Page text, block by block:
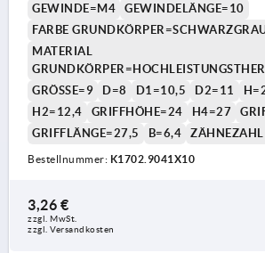
GEWINDE=M4
GEWINDELÄNGE=10
FARBE
MATERIAL
GRÖSSE=9
D=8 D1=10,5 D2=11
H2=12,4
GRIFFHÖHE=24 H4=27
GRIFFLÄNGE=27,5
B=6,4
Bestellnummer: K1702.9041X10
3,26 €
zzgl. MwSt.
zzgl. Versandkosten